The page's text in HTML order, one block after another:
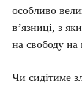
особливо
в’язниці, з
на свободу на
Чи сидітиме